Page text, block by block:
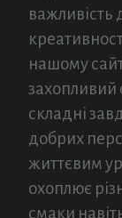
важливість
нашому
захопливий
складні
добрих
життєвим
охоплює
смаки